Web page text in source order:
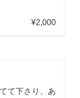
¥2,000
て下さり、あ